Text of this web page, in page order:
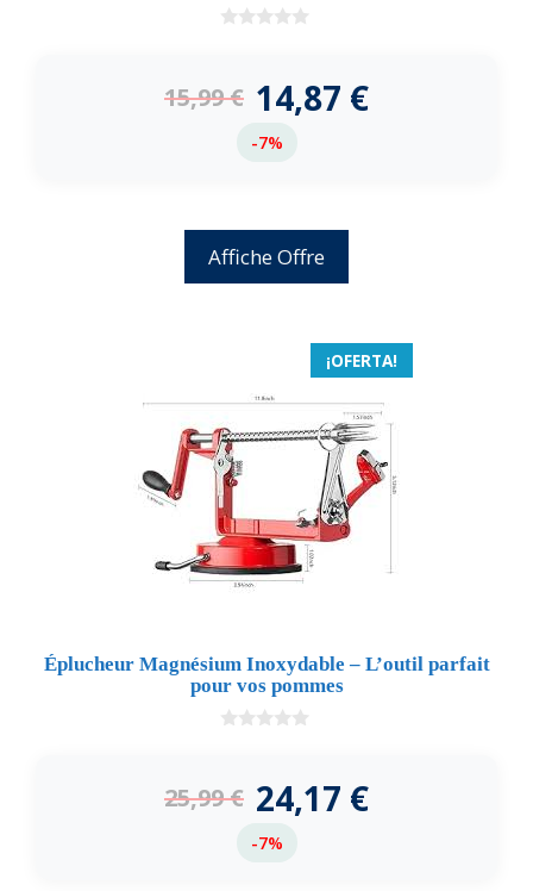
5
15,99€ 14,87 €
-7%
Affiche Offre
¡OFERTA!
Éplucheur Magnésium Inoxydable – L’outil parfait
pour vos pommes
5
25,99€ 24,17 €
-7%